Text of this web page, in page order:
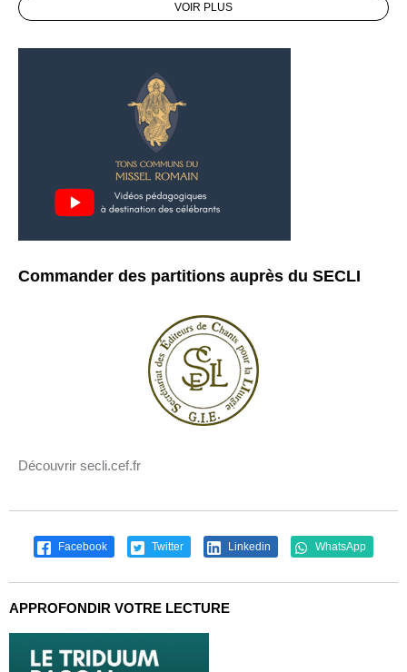
VOIR PLUS
Commander des partitions auprès du SECLI
Découvrir secli.cef.fr
Facebook Twitter Linkedin WhatsApp
APPROFONDIR VOTRE LECTURE